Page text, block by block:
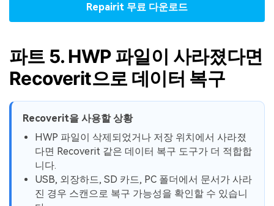
Repairit 무료 다운로드
파트 5. HWP 파일이 사라졌다면
Recoverit으로 데이터 복구
Recoverit을 사용할 상황
HWP 파일이 삭제되었거나 저장 위치에서 사라졌
다면 Recoverit 같은 데이터 복구 도구가 더 적합합
니다.
USB, 외장하드, SD 카드, PC 폴더에서 문서가 사라
진 경우 스캔으로 복구 가능성을 확인할 수 있습니